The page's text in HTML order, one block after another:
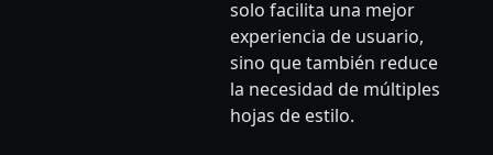
solo facilita una mejor
experiencia de usuario,
sino que también reduce
la necesidad de múltiples
hojas de estilo.